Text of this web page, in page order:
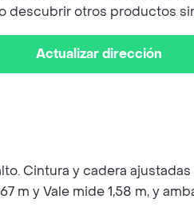
descubrir otros productos
Actualizar dirección
Cintura y cadera
m y Vale mide 1,58 m, y